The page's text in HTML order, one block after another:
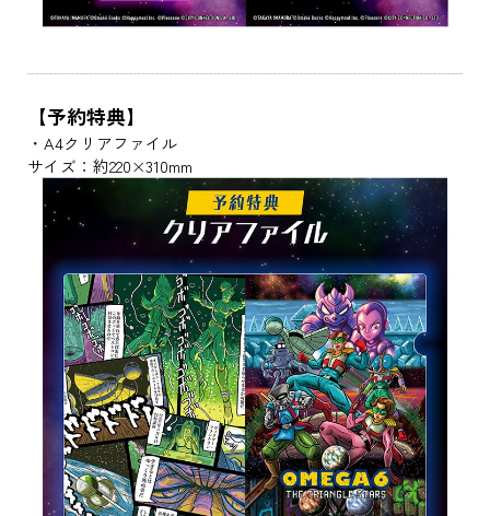
【予約特典】
・A4クリアファイル
サイズ：約220×310mm